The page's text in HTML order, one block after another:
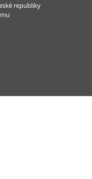
republiky